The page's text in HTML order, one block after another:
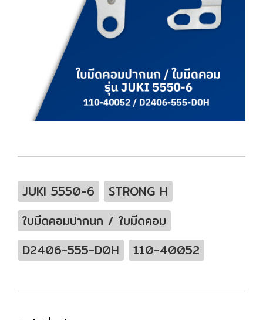
JUKI 5550-6
STRONG H
ใบมีดคอมปากนก / ใบมีดคอม
D2406-555-D0H
110-40052